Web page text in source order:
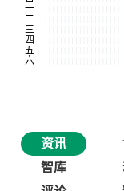
资讯
智库